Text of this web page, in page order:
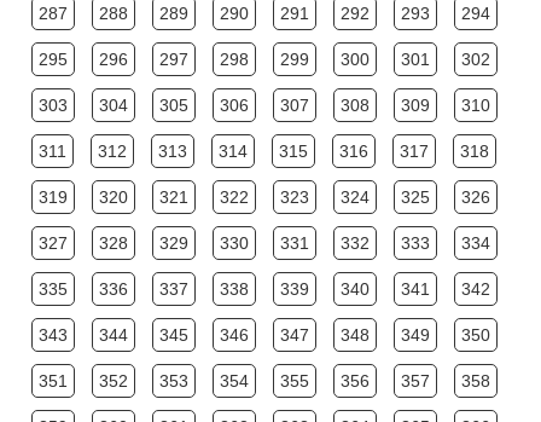
287 288 289 290 291 292 293 294
295 296 297 298 299 300 301 302
303 304 305 306 307 308 309 310
311 312 313 314 315 316 317 318
319 320 321 322 323 324 325 326
327 328 329 330 331 332 333 334
335 336 337 338 339 340 341 342
343 344 345 346 347 348 349 350
351 352 353 354 355 356 357 358